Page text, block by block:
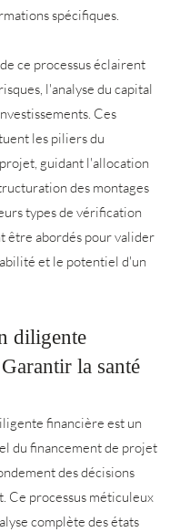
spécifiques.
ce processus éclairent
l'analyse du capital
Ces
les piliers du
guidant l'allocation
des montages
types de vérification
être abordés pour valider
et le potentiel d'un
diligente
la santé
financière est un
du financement de projet
des décisions
Ce processus méticuleux
complète des états